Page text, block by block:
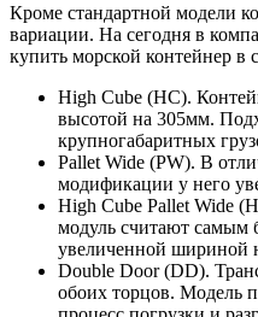
Кроме стандартной модели
вариации. На сегодня в
купить морской контейнер
High Cube (HC).
высотой на 305мм.
крупногабаритных
Pallet Wide (PW). В
модификации у него
High Cube Pallet Wide
модуль считают самым
увеличенной шириной
Double Door (DD).
обоих торцов. Модель